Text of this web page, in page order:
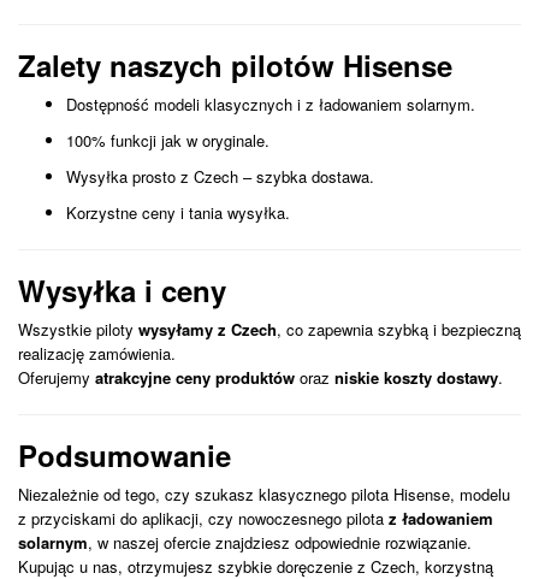
Zalety naszych pilotów Hisense
Dostępność modeli klasycznych i z ładowaniem solarnym.
100% funkcji jak w oryginale.
Wysyłka prosto z Czech – szybka dostawa.
Korzystne ceny i tania wysyłka.
Wysyłka i ceny
Wszystkie piloty wysyłamy z Czech, co zapewnia szybką i bezpieczną
realizację zamówienia.
Oferujemy atrakcyjne ceny produktów oraz niskie koszty dostawy.
Podsumowanie
Niezależnie od tego, czy szukasz klasycznego pilota Hisense, modelu
z przyciskami do aplikacji, czy nowoczesnego pilota z ładowaniem
solarnym, w naszej ofercie znajdziesz odpowiednie rozwiązanie.
Kupując u nas, otrzymujesz szybkie doręczenie z Czech, korzystną